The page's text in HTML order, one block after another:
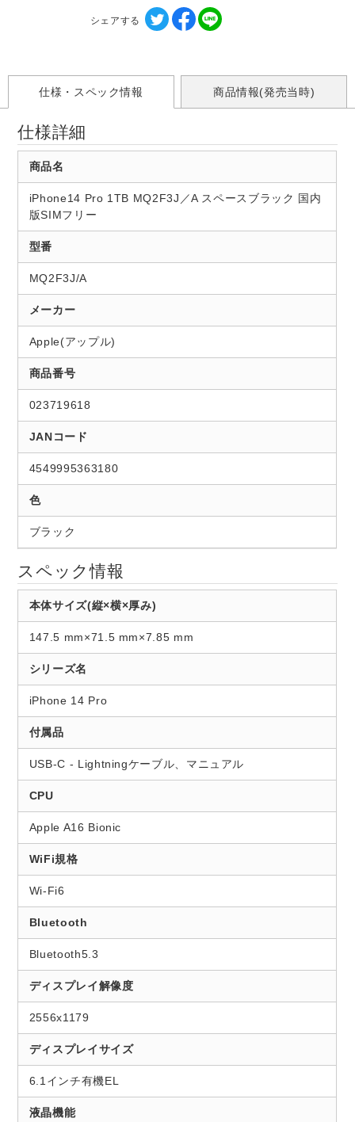
シェアする
仕様・スペック情報 商品情報(発売当時)
仕様詳細
商品名
iPhone14 Pro 1TB MQ2F3J／A スペースブラック 国内
版SIMフリー
型番
MQ2F3J/A
メーカー
Apple(アップル)
商品番号
023719618
JANコード
4549995363180
色
ブラック
スペック情報
本体サイズ(縦×横×厚み)
147.5 mm×71.5 mm×7.85 mm
シリーズ名
iPhone 14 Pro
付属品
USB-C - Lightningケーブル、マニュアル
CPU
Apple A16 Bionic
WiFi規格
Wi-Fi6
Bluetooth
Bluetooth5.3
ディスプレイ解像度
2556x1179
ディスプレイサイズ
6.1インチ有機EL
液晶機能